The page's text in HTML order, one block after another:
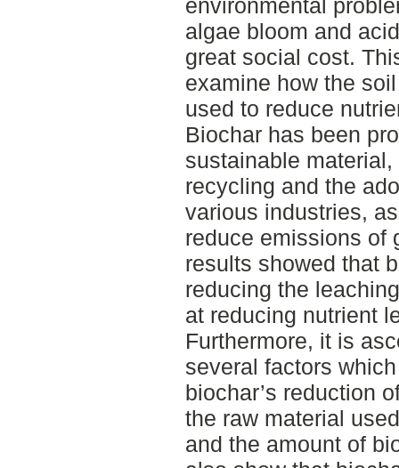
environmental
algae bloom and
great social cost.
examine how the
used to reduce
Biochar has been
sustainable
recycling and the
various industries,
reduce emissions of
results showed that
reducing the
at reducing nutrient
Furthermore, it is
several factors
biochar’s reduction
the raw material
and the amount of